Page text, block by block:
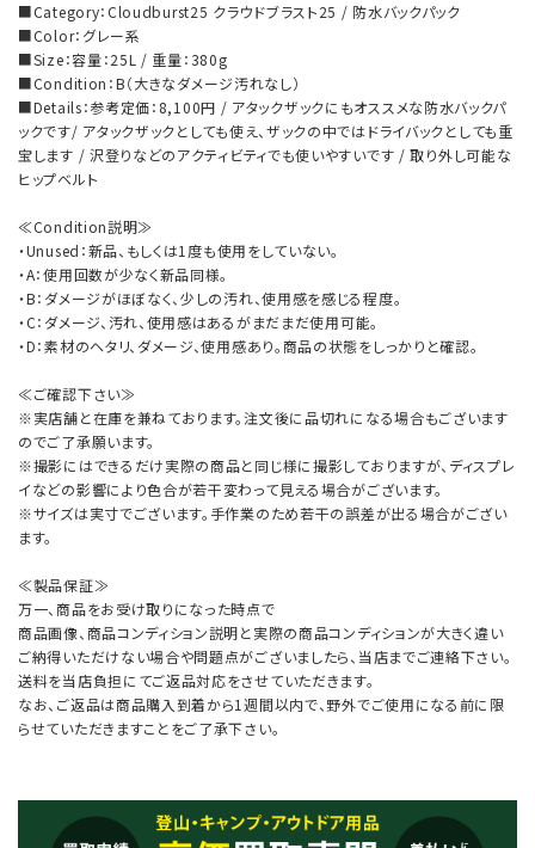
■Category：Cloudburst25 クラウドブラスト25 / 防水バックパック
■Color：グレー系
■Size：容量：25L / 重量：380g
■Condition：B（大きなダメージ汚れなし）
■Details：参考定価：8,100円 / アタックザックにもオススメな防水バックパ
ックです/ アタックザックとしても使え、ザックの中ではドライバックとしても重
宝します / 沢登りなどのアクティビティでも使いやすいです / 取り外し可能な
ヒップベルト
≪Condition説明≫
・Unused：新品、もしくは1度も使用をしていない。
・A：使用回数が少なく新品同様。
・B：ダメージがほぼなく、少しの汚れ、使用感を感じる程度。
・C：ダメージ、汚れ、使用感はあるがまだまだ使用可能。
・D：素材のヘタリ、ダメージ、使用感あり。商品の状態をしっかりと確認。
≪ご確認下さい≫
※実店舗と在庫を兼ねております。注文後に品切れになる場合もございます
のでご了承願います。
※撮影にはできるだけ実際の商品と同じ様に撮影しておりますが、ディスプレ
イなどの影響により色合が若干変わって見える場合がございます。
※サイズは実寸でございます。手作業のため若干の誤差が出る場合がござい
ます。
≪製品保証≫
万一、商品をお受け取りになった時点で
商品画像、商品コンディション説明と実際の商品コンディションが大きく違い
ご納得いただけない場合や問題点がございましたら、当店までご連絡下さい。
送料を当店負担にてご返品対応をさせていただきます。
なお、ご返品は商品購入到着から1週間以内で、野外でご使用になる前に限
らせていただきますことをご了承下さい。